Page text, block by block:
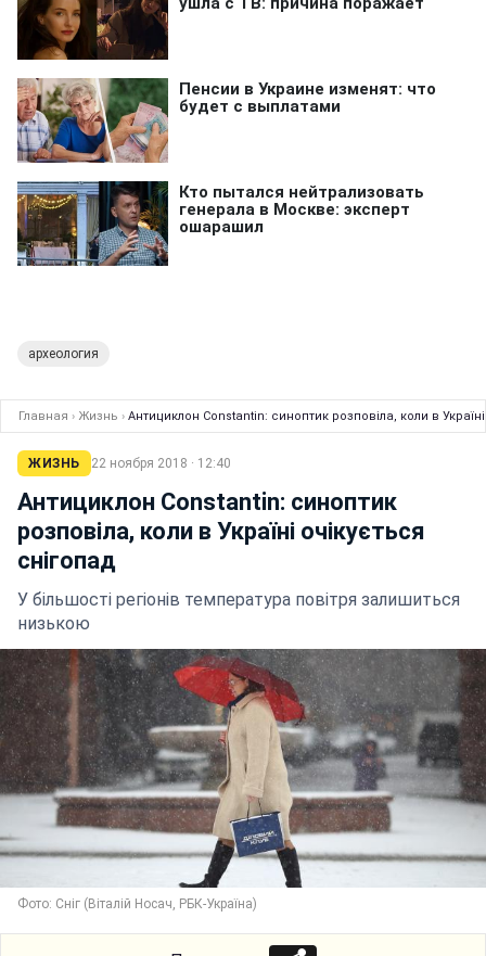
археология
Главная › Жизнь › Антициклон Constantin: синоптик розповіла, коли в
ЖИЗНЬ 22 ноября 2018 · 12:40
Антициклон Constantin: синоптик
розповіла, коли в Україні очікується
снігопад
У більшості регіонів температура повітря залишиться
низькою
Фото: Сніг (Віталій Носач, РБК-Україна)